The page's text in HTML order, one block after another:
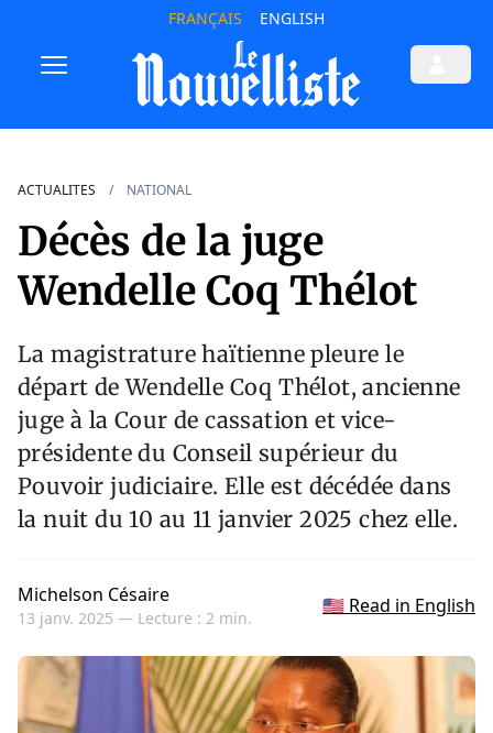
FRANÇAIS ENGLISH
ACTUALITES NATIONAL
Décès de la juge
Wendelle Coq Thélot
La magistrature haïtienne pleure le
départ de Wendelle Coq Thélot, ancienne
juge à la Cour de cassation et vice-
présidente du Conseil supérieur du
Pouvoir judiciaire. Elle est décédée dans
la nuit du 10 au 11 janvier 2025 chez elle.
Michelson Césaire
13 janv. 2025 — Lecture : 2 min.
🇺🇸 Read in English